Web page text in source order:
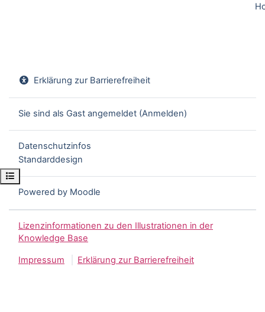
Kursindex öffnen
Erklärung zur Barrierefreiheit
Sie sind als Gast angemeldet (Anmelden)
Datenschutzinfos
Standarddesign
Powered by Moodle
Lizenzinformationen zu den Illustrationen in der
Knowledge Base
Impressum Erklärung zur Barrierefreiheit